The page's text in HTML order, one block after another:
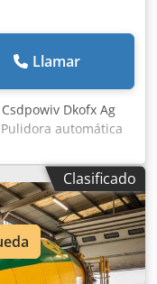
Llamar
Dkofx Ag
Pulidora automática
y otras pinturas
orugas con
con ruedas de
piezas anchas
- Motor de
Altura de la
de avance: de 5 a
mm Altura de
Clasificado